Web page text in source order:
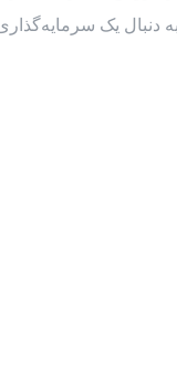
به دنبال یک